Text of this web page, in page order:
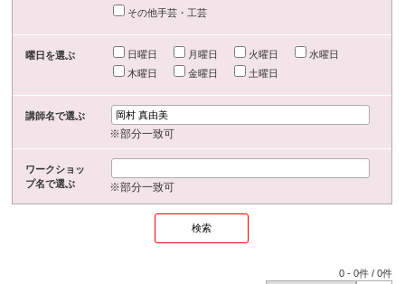
その他手芸・工芸
曜日を選ぶ 日曜日 月曜日 火曜日
水曜日
木曜日
金曜日 土曜日
講師名で選ぶ
※部分一致可
ワークショッ
プ名で選ぶ
※部分一致可
0 -0件 /0件